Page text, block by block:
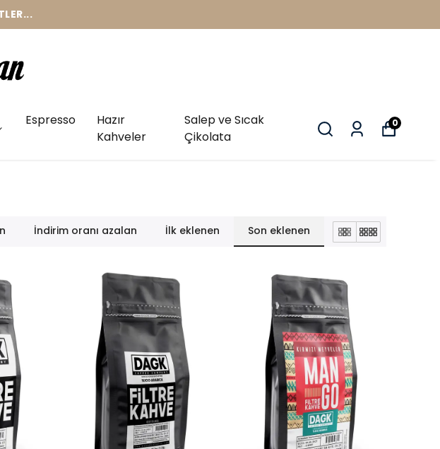
Espresso
Hazır
Kahveler
Salep ve Sıcak
Çikolata
0
İndirim oranı azalan İlk eklenen Son eklenen